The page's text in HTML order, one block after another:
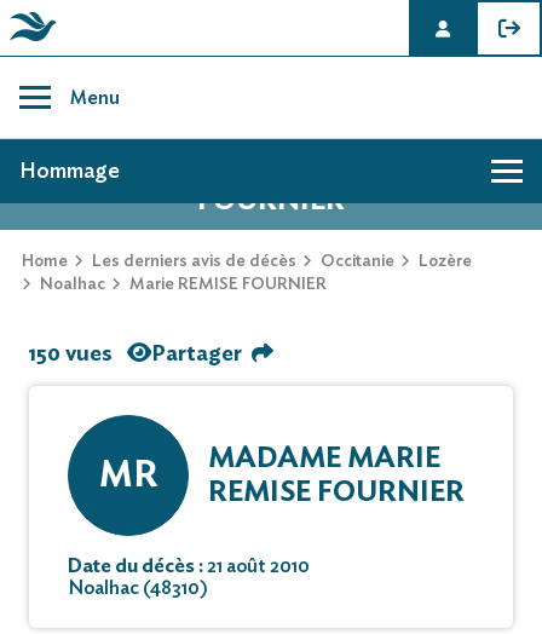
content
Menu
AVIS DE DÉCÈS DE MARIE REMISE
FOURNIER
Home Les derniers avis de décès Occitanie
Lozère
Noalhac
Marie REMISE FOURNIER
Hommage
150 vues Partager
MR
MADAME MARIE
REMISE FOURNIER
Date du décès :21 août 2010
Noalhac (48310)